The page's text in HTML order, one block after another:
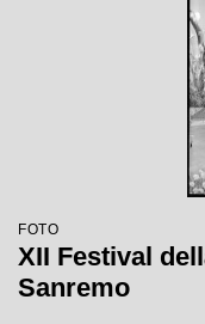
FOTO
XII Festival
Sanremo